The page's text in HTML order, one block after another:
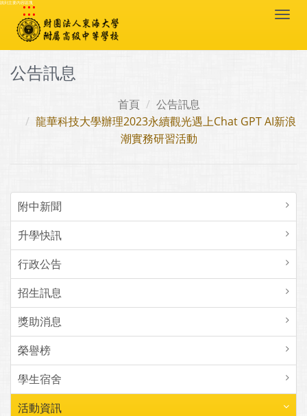
跳到主要內容區塊
:::
公告訊息
首頁
公告訊息
龍華科技大學辦理2023永續觀光遇上Chat GPT AI新浪
潮實務研習活動
附中新聞
升學快訊
行政公告
招生訊息
獎助消息
榮譽榜
學生宿舍
活動資訊